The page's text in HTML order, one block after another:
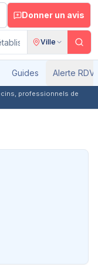
Donner un avis
Ville
Guides Alerte RDV
professionnels de